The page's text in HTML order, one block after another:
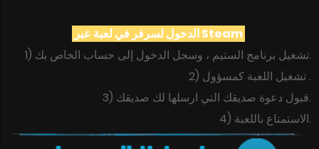
الدخول لسرفر في لعبة عبرSteam
1) تشغيل برنامج الستيم ، وسجل الدخول إلى حساب الخاص بك
.
2) تشغيل اللعبة كمسؤول .
3) قبول دعوة صديقك التي ارسلها لك صديقك.
4)
الاستمتاع باللعبة.